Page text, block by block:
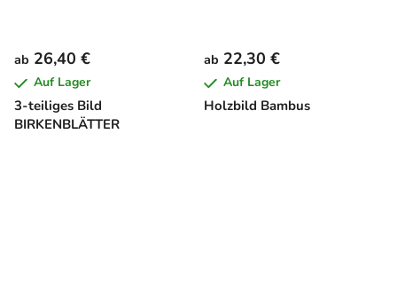
3-teiliges Bild
BIRKENBLÄTTER
ab 26,40 €
Auf Lager
Holzbild Bambus
ab 22,30 €
Auf Lager